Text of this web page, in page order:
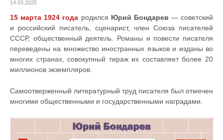
14.03.2025
15 марта 1924 года родился Юрий Бондарев — советский
и российский писатель, сценарист, член Союза писателей
СССР, общественный деятель. Романы и повести писателя
переведены на множество иностранных языков и изданы во
многих странах, совокупный тираж их составляет более 20
миллионов экземпляров.
Самоотверженный литературный труд писателя был отмечен
многими общественными и государственными наградами.